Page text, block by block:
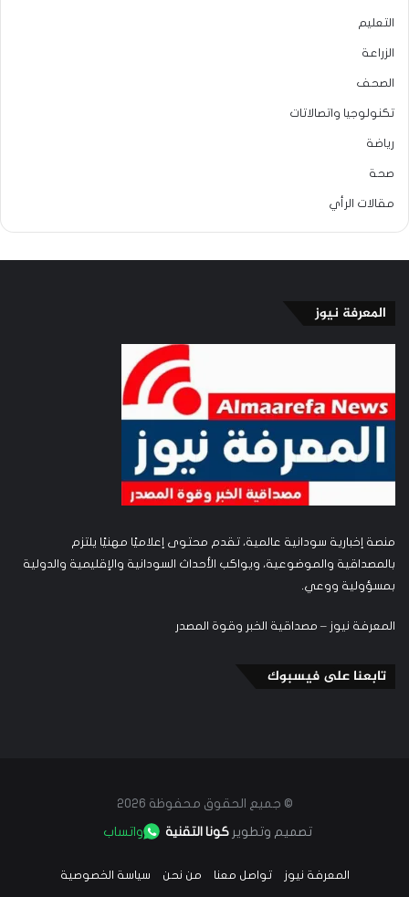
التعليم
الزراعة
الصحف
تكنولوجيا واتصالاتات
رياضة
صحة
مقالات الرأي
المعرفة نيوز
منصة إخبارية سودانية عالمية، تقدم محتوى إعلاميًا مهنيًا يلتزم
بالمصداقية والموضوعية، ويواكب الأحداث السودانية والإقليمية والدولية
بمسؤولية ووعي.
المعرفة نيوز – مصداقية الخبر وقوة المصدر
تابعنا على فيسبوك
© جميع الحقوق محفوظة 2026
تصميم وتطويركونا التقنية واتساب
المعرفة نيوز تواصل معنا من نحن سياسة الخصوصية